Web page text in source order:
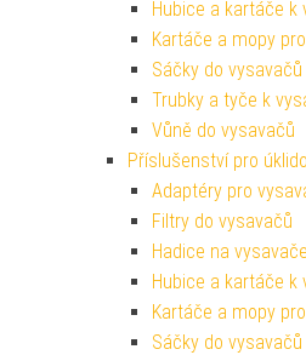
Hubice a kartáče k
Kartáče a mopy
Sáčky do vysavačů
Trubky a tyče k
Vůně do vysavačů
Příslušenství pro
Adaptéry pro
Filtry do vysavačů
Hadice na vysavače
Hubice a kartáče k
Kartáče a mopy
Sáčky do vysavačů